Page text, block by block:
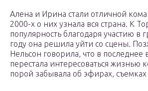
Алена и Ирина стали отличной
2000-х о них узнала вся страна. К
популярность благодаря участию в
году она решила уйти со сцены.
Нельсон говорила, что в последнее
перестала интересоваться жизнью
порой забывала об эфирах,